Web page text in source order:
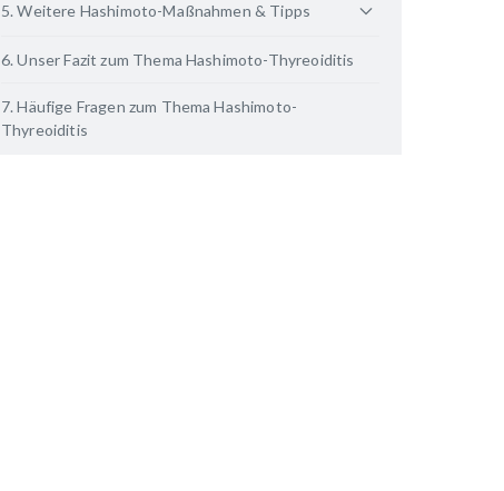
5. Weitere Hashimoto-Maßnahmen & Tipps
6. Unser Fazit zum Thema Hashimoto-Thyreoiditis
7. Häufige Fragen zum Thema Hashimoto-
Thyreoiditis